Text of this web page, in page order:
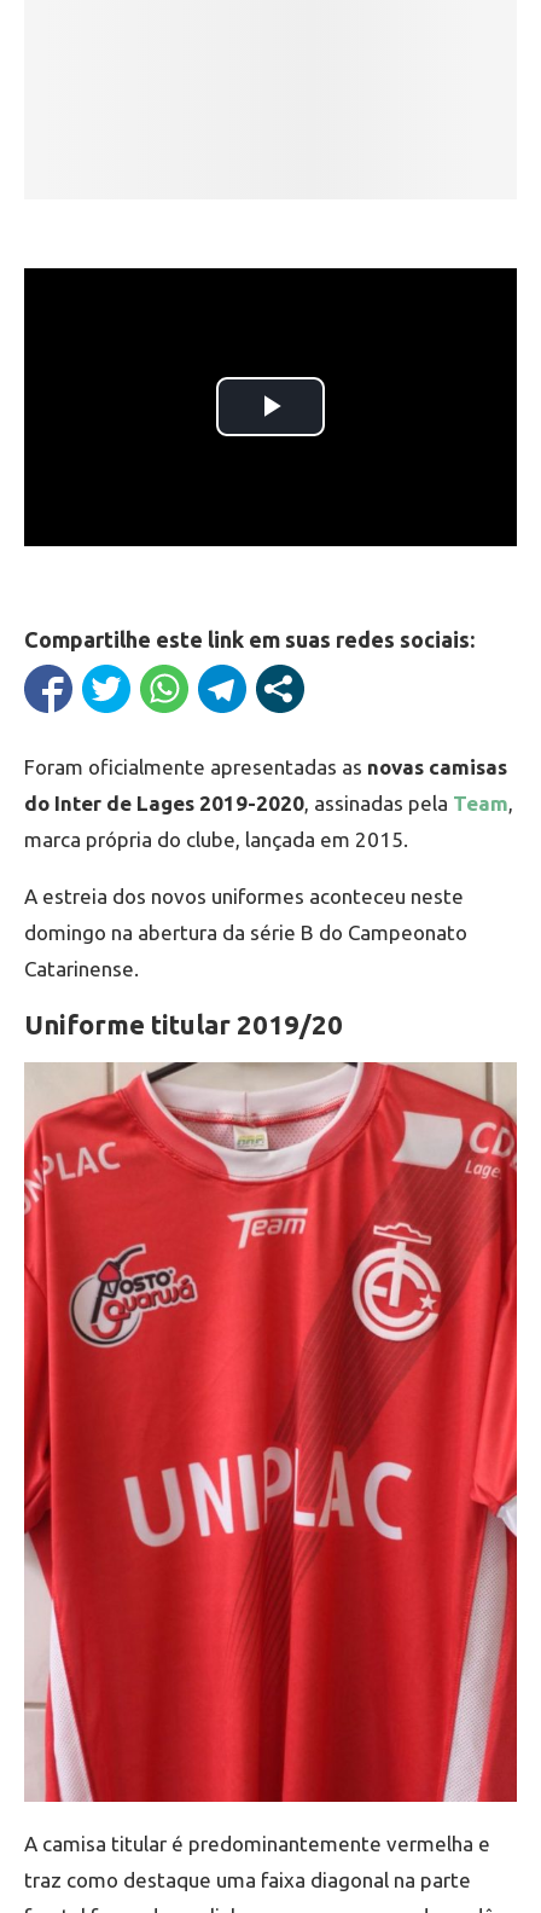
Compartilhe este link em suas redes sociais:
Foram oficialmente apresentadas as novas camisas
do Inter de Lages 2019-2020 , assinadas pela Team
marca própria do clube, lançada em 2015.
A estreia dos novos uniformes aconteceu neste
domingo na abertura da série B do Campeonato
Catarinense.
Uniforme titular 2019/20
A camisa titular é predominantemente vermelha e
traz como destaque uma faixa diagonal na parte